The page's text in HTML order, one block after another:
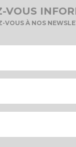
VOUS
VOUS À NOS